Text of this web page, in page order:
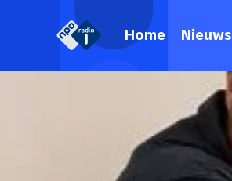
Home Nieuws